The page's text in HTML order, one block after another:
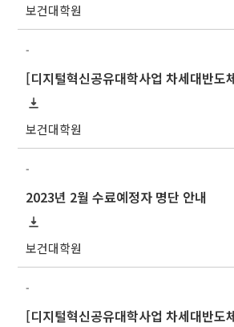
보건대학원
-
보건대학원
-
2023년 2월 수료예정자 명단 안내
보건대학원
-